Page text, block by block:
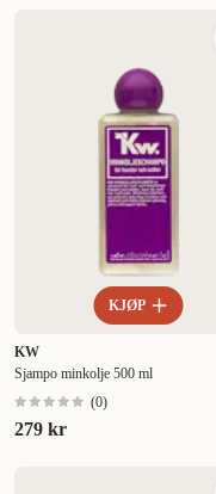
KJØP
KW
Sjampo minkolje 500 ml
(0)
279 kr